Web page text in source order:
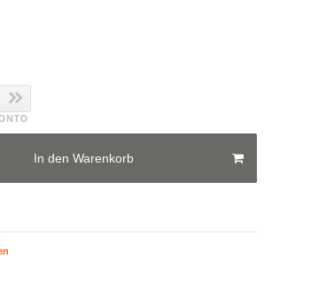
In den Warenkorb